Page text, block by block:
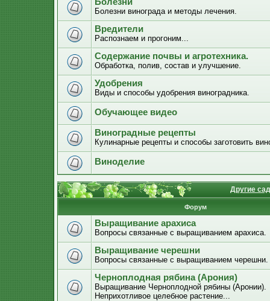
Болезни винограда и методы лечения.
Вредители
Распознаем и прогоним...
Содержание почвы и агротехника.
Обработка, полив, состав и улучшение.
Удобрения
Виды и способы удобрения виноградника.
Обучающее видео
Виноградные рецепты
Кулинарные рецепты и способы заготовить
Виноделие
Другие
Форум
Выращивание арахиса
Вопросы связанные с выращиванием арахиса.
Выращивание черешни
Вопросы связанные с выращиванием черешни.
Черноплодная рябина (Арония)
Выращивание Черноплодной рябины (Аронии).
Неприхотливое целебное растение...